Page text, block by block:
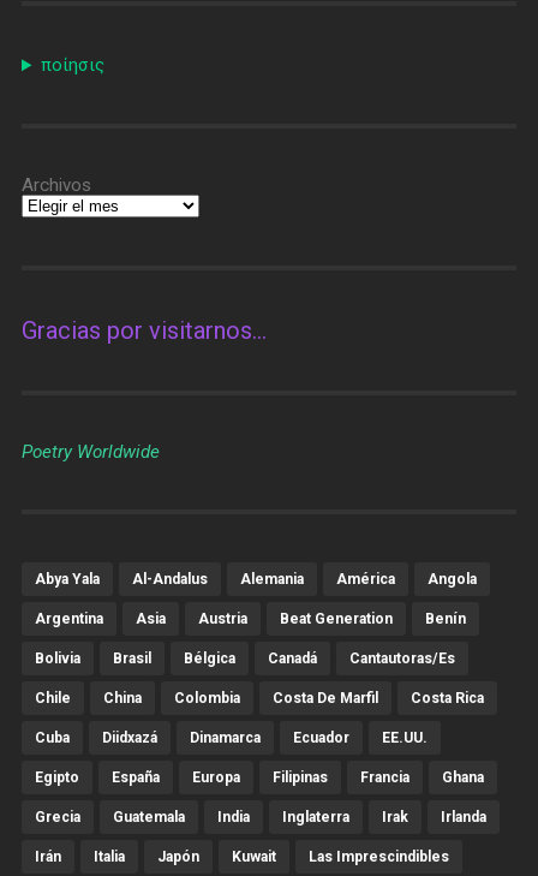
ποίησις
Archivos
Gracias por visitarnos…
Poetry Worldwide
Abya Yala Al-Andalus Alemania América Angola
Argentina Asia Austria Beat Generation Benín
Bolivia Brasil Bélgica Canadá Cantautoras/es
Chile China Colombia Costa De Marfil Costa Rica
Cuba Diidxazá Dinamarca Ecuador EE.UU.
Egipto España Europa Filipinas Francia Ghana
Grecia Guatemala India Inglaterra Irak Irlanda
Irán Italia Japón Kuwait Las Imprescindibles